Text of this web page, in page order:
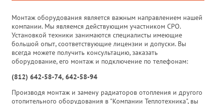
Монтаж оборудования является важным направлением нашей
компании. Мы являемся действующим участником СРО.
Установкой техники занимаются специалисты имеющие
большой опыт, соответствующие лицензии и допуски. Вы
всегда можете получить консультацию, заказать
оборудование, его монтаж и подключение по телефонам:
(812) 642-58-74, 642-58-94
Производя монтаж и замену радиаторов отопления и другого
отопительного оборудования в "Компании Теплотехника", вы